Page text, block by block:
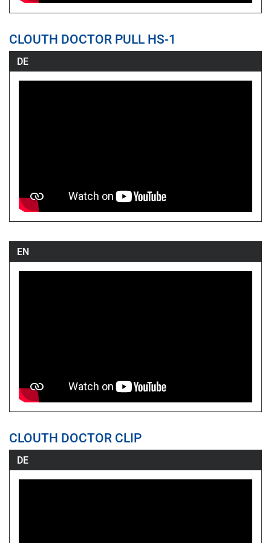
CLOUTH DOCTOR PULL HS-1
DE
EN
CLOUTH DOCTOR CLIP
DE